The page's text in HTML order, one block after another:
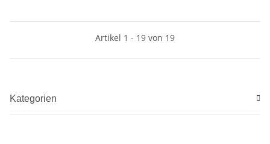
Artikel 1 - 19 von 19
Kategorien